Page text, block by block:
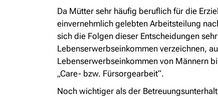
Da Mütter sehr häufig beruflich für die
einvernehmlich gelebten Arbeitsteilung
sich die Folgen dieser Entscheidungen
Lebenserwerbseinkommen verzeichnen,
Lebenserwerbseinkommen von Männern
„Care- bzw. Fürsorgearbeit“.
Noch wichtiger als der